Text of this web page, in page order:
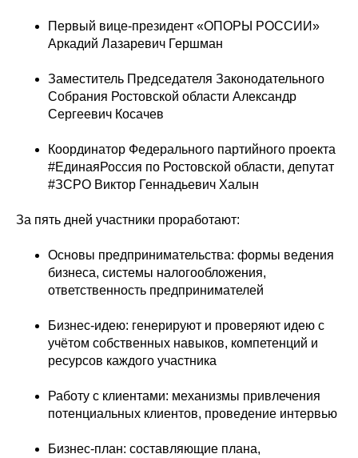
Первый вице-президент «ОПОРЫ РОССИИ»
Аркадий Лазаревич Гершман
Заместитель Председателя Законодательного
Собрания Ростовской области Александр
Сергеевич Косачев
Координатор Федерального партийного проекта
#ЕдинаяРоссия по Ростовской области, депутат
#ЗСРО Виктор Геннадьевич Халын
За пять дней участники проработают:
Основы предпринимательства: формы ведения
бизнеса, системы налогообложения,
ответственность предпринимателей
Бизнес-идею: генерируют и проверяют идею с
учётом собственных навыков, компетенций и
ресурсов каждого участника
Работу с клиентами: механизмы привлечения
потенциальных клиентов, проведение интервью
Бизнес-план: составляющие плана,